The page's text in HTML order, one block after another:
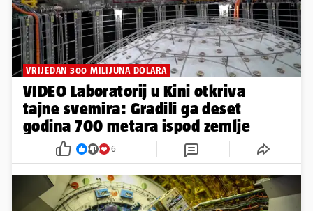
VRIJEDAN 300 MILIJUNA DOLARA
VIDEO Laboratorij u Kini otkriva
tajne svemira: Gradili ga deset
godina 700 metara ispod zemlje
6